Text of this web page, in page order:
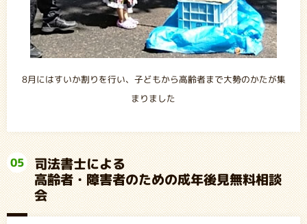
8月にはすいか割りを行い、子どもから高齢者まで大勢のかたが集
まりました
05
司法書士による
高齢者・障害者のための成年後見無料相談
会